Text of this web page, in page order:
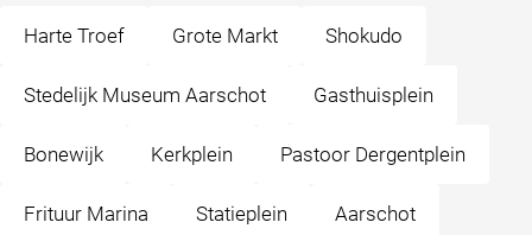
Harte Troef Grote Markt Shokudo
Stedelijk Museum Aarschot Gasthuisplein
Bonewijk Kerkplein Pastoor Dergentplein
Frituur Marina Statieplein Aarschot